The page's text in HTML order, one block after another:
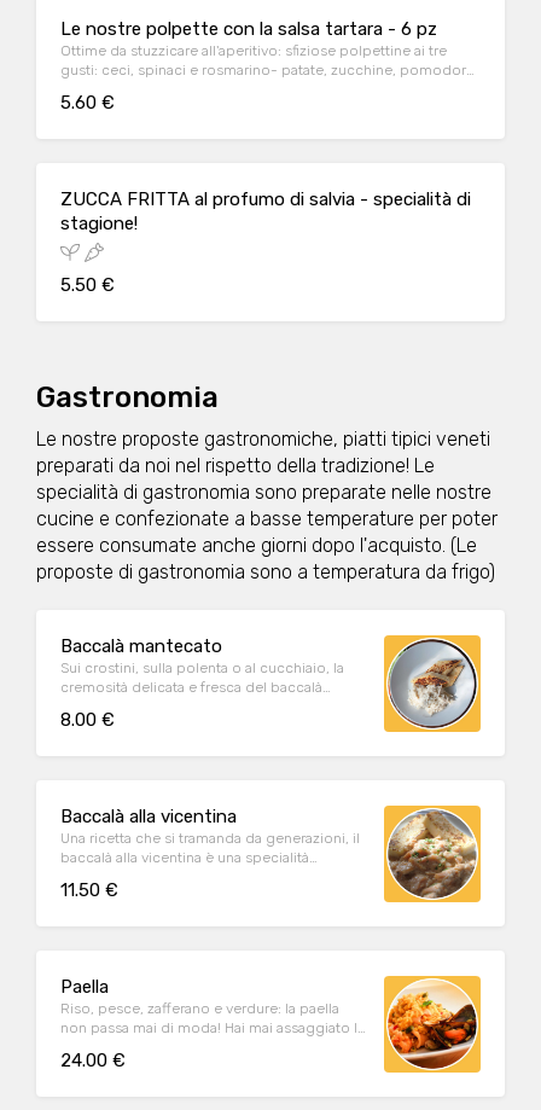
Le nostre polpette con la salsa tartara - 6 pz
Ottime da stuzzicare all'aperitivo: sfiziose polpettine ai tre
gusti: ceci, spinaci e rosmarino- patate, zucchine, pomodoro
5.60 €
ZUCCA FRITTA al profumo di salvia - specialità di
stagione!
5.50 €
Gastronomia
Le nostre proposte gastronomiche, piatti tipici veneti
preparati da noi nel rispetto della tradizione! Le
specialità di gastronomia sono preparate nelle nostre
cucine e confezionate a basse temperature per poter
essere consumate anche giorni dopo l'acquisto. (Le
proposte di gastronomia sono a temperatura da frigo)
Baccalà mantecato
Sui crostini, sulla polenta o al cucchiaio, la
cremosità delicata e fresca del baccalà
8.00 €
Baccalà alla vicentina
Una ricetta che si tramanda da generazioni, il
baccalà alla vicentina è una specialità
11.50 €
Paella
Riso, pesce, zafferano e verdure: la paella
non passa mai di moda! Hai mai assaggiato la
24.00 €